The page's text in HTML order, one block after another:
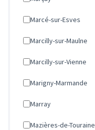
Marcé-sur-Esves
Marcilly-sur-Maulne
Marcilly-sur-Vienne
Marigny-Marmande
Marray
Mazières-de-Touraine